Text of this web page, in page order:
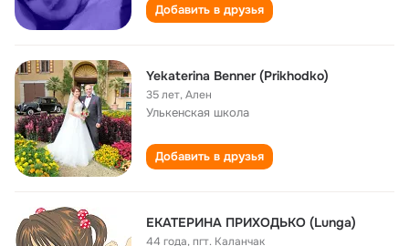
Добавить в друзья
Yekaterina Benner (Prikhodko)
35 лет,Ален
Улькенская школа
Добавить в друзья
ЕКАТЕРИНА ПРИХОДЬКО (Lunga)
44 года,пгт. Каланчак